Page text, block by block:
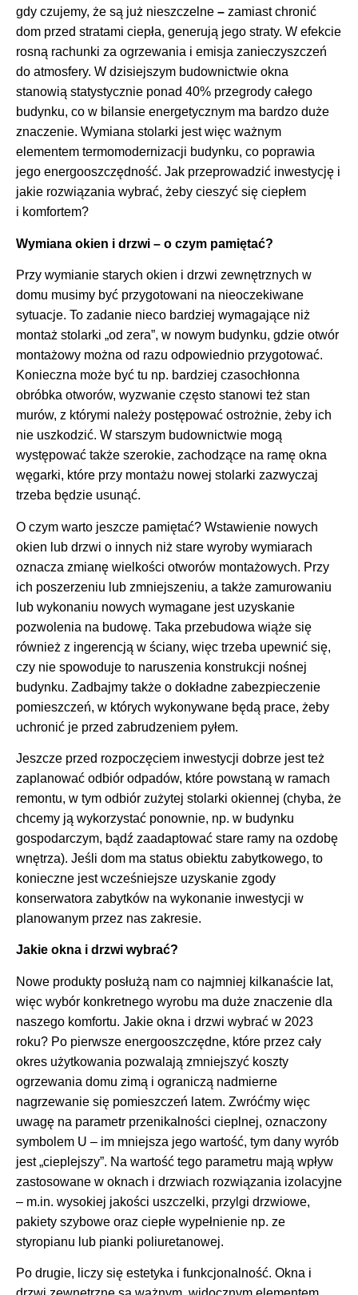
gdy czujemy, że są już nieszczelne – zamiast chronić
dom przed stratami ciepła, generują jego straty. W efekcie
rosną rachunki za ogrzewania i emisja zanieczyszczeń
do atmosfery. W dzisiejszym budownictwie okna
stanowią statystycznie ponad 40% przegrody całego
budynku, co w bilansie energetycznym ma bardzo duże
znaczenie. Wymiana stolarki jest więc ważnym
elementem termomodernizacji budynku, co poprawia
jego energooszczędność. Jak przeprowadzić inwestycję i
jakie rozwiązania wybrać, żeby cieszyć się ciepłem
i komfortem?
Wymiana okien i drzwi – o czym pamiętać?
Przy wymianie starych okien i drzwi zewnętrznych w
domu musimy być przygotowani na nieoczekiwane
sytuacje. To zadanie nieco bardziej wymagające niż
montaż stolarki „od zera”, w nowym budynku, gdzie otwór
montażowy można od razu odpowiednio przygotować.
Konieczna może być tu np. bardziej czasochłonna
obróbka otworów, wyzwanie często stanowi też stan
murów, z którymi należy postępować ostrożnie, żeby ich
nie uszkodzić. W starszym budownictwie mogą
występować także szerokie, zachodzące na ramę okna
węgarki, które przy montażu nowej stolarki zazwyczaj
trzeba będzie usunąć.
O czym warto jeszcze pamiętać? Wstawienie nowych
okien lub drzwi o innych niż stare wyroby wymiarach
oznacza zmianę wielkości otworów montażowych. Przy
ich poszerzeniu lub zmniejszeniu, a także zamurowaniu
lub wykonaniu nowych wymagane jest uzyskanie
pozwolenia na budowę. Taka przebudowa wiąże się
również z ingerencją w ściany, więc trzeba upewnić się,
czy nie spowoduje to naruszenia konstrukcji nośnej
budynku. Zadbajmy także o dokładne zabezpieczenie
pomieszczeń, w których wykonywane będą prace, żeby
uchronić je przed zabrudzeniem pyłem.
Jeszcze przed rozpoczęciem inwestycji dobrze jest też
zaplanować odbiór odpadów, które powstaną w ramach
remontu, w tym odbiór zużytej stolarki okiennej (chyba, że
chcemy ją wykorzystać ponownie, np. w budynku
gospodarczym, bądź zaadaptować stare ramy na ozdobę
wnętrza). Jeśli dom ma status obiektu zabytkowego, to
konieczne jest wcześniejsze uzyskanie zgody
konserwatora zabytków na wykonanie inwestycji w
planowanym przez nas zakresie.
Jakie okna i drzwi wybrać?
Nowe produkty posłużą nam co najmniej kilkanaście lat,
więc wybór konkretnego wyrobu ma duże znaczenie dla
naszego komfortu. Jakie okna i drzwi wybrać w 2023
roku? Po pierwsze energooszczędne, które przez cały
okres użytkowania pozwalają zmniejszyć koszty
ogrzewania domu zimą i ograniczą nadmierne
nagrzewanie się pomieszczeń latem. Zwróćmy więc
uwagę na parametr przenikalności cieplnej, oznaczony
symbolem U – im mniejsza jego wartość, tym dany wyrób
jest „cieplejszy”. Na wartość tego parametru mają wpływ
zastosowane w oknach i drzwiach rozwiązania izolacyjne
– m.in. wysokiej jakości uszczelki, przylgi drzwiowe,
pakiety szybowe oraz ciepłe wypełnienie np. ze
styropianu lub pianki poliuretanowej.
Po drugie, liczy się estetyka i funkcjonalność. Okna i